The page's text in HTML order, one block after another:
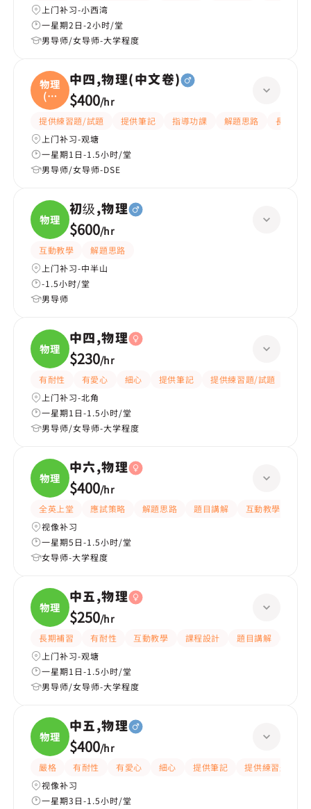
上门补习-小西湾
一星期2日-2小时/堂
男导师/女导师-大学程度
物理
(中
文
中四,物理(中文卷)
$400/hr
提供練習題/試題 提供筆記 指導功課 解題思路
長期補習
上门补习-观塘
一星期1日-1.5小时/堂
男导师/女导师-DSE
物理
初级,物理
$600/hr
互動教學
解題思路
上门补习-中半山
-1.5小时/堂
男导师
物理
中四,物理
$230/hr
有耐性 有愛心 細心 提供筆記 提供練習題/試題
上门补习-北角
一星期1日-1.5小时/堂
男导师/女导师-大学程度
物理
中六,物理
$400/hr
全英上堂 應試策略 解題思路 題目講解 互動教學
视像补习
一星期5日-1.5小时/堂
女导师-大学程度
物理
中五,物理
$250/hr
長期補習 有耐性 互動教學 課程設計 題目講解
上门补习-观塘
一星期1日-1.5小时/堂
男导师/女导师-大学程度
物理
中五,物理
$400/hr
嚴格 有耐性 有愛心 細心 提供筆記
提供練習題/試題
视像补习
一星期3日-1.5小时/堂